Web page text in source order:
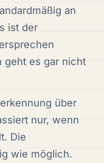
an
ist der
geht es gar nicht
über
nur, wenn
Die
wie möglich.